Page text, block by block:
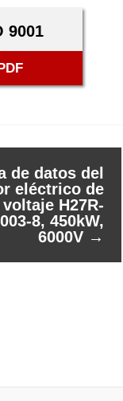
9001
de datos del
eléctrico de
H27R-
8, 450kW,
6000V →